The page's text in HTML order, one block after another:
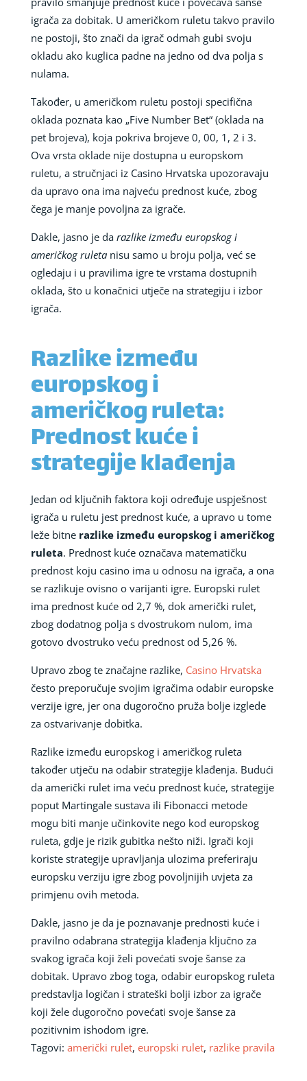
igrača za dobitak. U američkom ruletu takvo pravilo
ne postoji, što znači da igrač odmah gubi svoju
okladu ako kuglica padne na jedno od dva polja s
nulama.
Također, u američkom ruletu postoji specifična
oklada poznata kao „Five Number Bet“ (oklada na
pet brojeva), koja pokriva brojeve 0, 00, 1, 2 i 3.
Ova vrsta oklade nije dostupna u europskom
ruletu, a stručnjaci iz Casino Hrvatska upozoravaju
da upravo ona ima najveću prednost kuće, zbog
čega je manje povoljna za igrače.
Dakle, jasno je da razlike između europskog i
američkog ruletanisu samo u broju polja, već se
ogledaju i u pravilima igre te vrstama dostupnih
oklada, što u konačnici utječe na strategiju i izbor
igrača.
Razlike između
europskog i
američkog ruleta:
Prednost kuće i
strategije klađenja
Jedan od ključnih faktora koji određuje uspješnost
igrača u ruletu jest prednost kuće, a upravo u tome
leže bitne razlike između europskog i američkog
ruleta. Prednost kuće označava matematičku
prednost koju casino ima u odnosu na igrača, a ona
se razlikuje ovisno o varijanti igre. Europski rulet
ima prednost kuće od 2,7 %, dok američki rulet,
zbog dodatnog polja s dvostrukom nulom, ima
gotovo dvostruko veću prednost od 5,26 %.
Upravo zbog te značajne razlike, Casino Hrvatska
često preporučuje svojim igračima odabir europske
verzije igre, jer ona dugoročno pruža bolje izglede
za ostvarivanje dobitka.
Razlike između europskog i američkog ruleta
također utječu na odabir strategije klađenja. Budući
da američki rulet ima veću prednost kuće, strategije
poput Martingale sustava ili Fibonacci metode
mogu biti manje učinkovite nego kod europskog
ruleta, gdje je rizik gubitka nešto niži. Igrači koji
koriste strategije upravljanja ulozima preferiraju
europsku verziju igre zbog povoljnijih uvjeta za
primjenu ovih metoda.
Dakle, jasno je da je poznavanje prednosti kuće i
pravilno odabrana strategija klađenja ključno za
svakog igrača koji želi povećati svoje šanse za
dobitak. Upravo zbog toga, odabir europskog ruleta
predstavlja logičan i strateški bolji izbor za igrače
koji žele dugoročno povećati svoje šanse za
pozitivnim ishodom igre.
Tagovi: američki rulet, europski rulet, razlike pravila